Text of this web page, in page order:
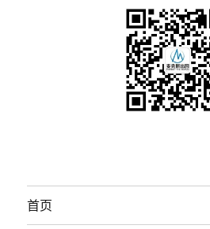
首页